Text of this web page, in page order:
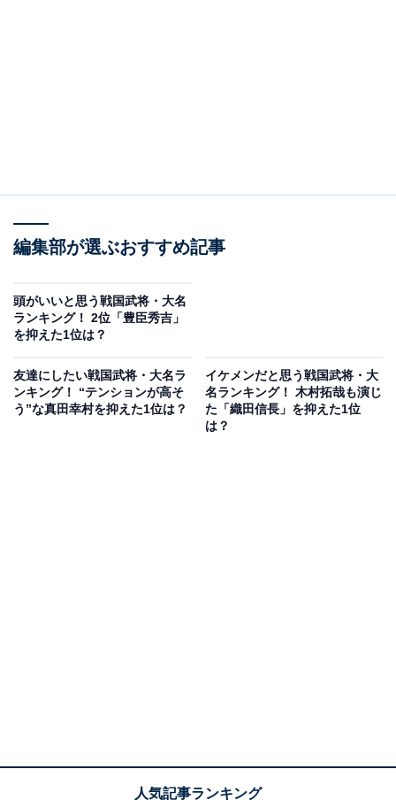
ての強さ、その後の豊臣、徳川政権下での上手い立ち回
り、茶道や能など芸能の才能、すべてにおいて器用でか
ントが寄せられました。
また、「渡辺謙主演のNHKの大河ドラマがあまりにも印
象的でカッコよかった。伊達政宗の生き様も素敵（40代
女性／神奈川県）」「伊達政宗の像を実際に見に行った
ことがあり、男らしい雰囲気がかっこよかったからです
編集部が選ぶおすすめ記事
頭がいいと思う戦国武将・大名
ランキング！ 2位「豊臣秀吉」
を抑えた1位は？
友達にしたい戦国武将・大名ラ
ンキング！ “テンションが高そ
う”な真田幸村を抑えた1位は？
イケメンだと思う戦国武将・大
名ランキング！ 木村拓哉も演じ
た「織田信長」を抑えた1位
は？